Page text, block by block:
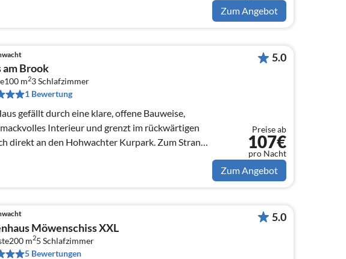
Zum Angebot
am Brook
100 m23Schlafzimmer
1 Bewertung
gefällt durch eine klare, offene Bauweise,
Interieur und grenzt im rückwärtigen
direkt an den Hohwachter Kurpark. Zum Strand
ca. 250 m.
5.0
Preise ab
107€
pro Nacht
Zum Angebot
Möwenschiss XXL
200 m25 Schlafzimmer
5 Bewertungen
5.0